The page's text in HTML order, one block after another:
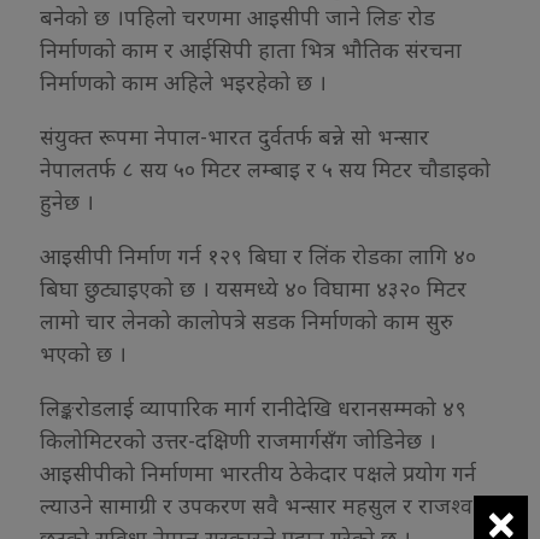
बनेको छ ।पहिलो चरणमा आइसीपी जाने लिङ रोड
निर्माणको काम र आईसिपी हाता भित्र भौतिक संरचना
निर्माणको काम अहिले भइरहेको छ ।
संयुक्त रूपमा नेपाल-भारत दुर्वतर्फ बन्ने सो भन्सार
नेपालतर्फ ८ सय ५० मिटर लम्बाइ र ५ सय मिटर चौडाइको
हुनेछ ।
आइसीपी निर्माण गर्न १२९ बिघा र लिंक रोडका लागि ४०
बिघा छुट्याइएको छ । यसमध्ये ४० विघामा ४३२० मिटर
लामो चार लेनको कालोपत्रे सडक निर्माणको काम सुरु
भएको छ ।
लिङ्करोडलाई व्यापारिक मार्ग रानीदेखि धरानसम्मको ४९
किलोमिटरको उत्तर-दक्षिणी राजमार्गसँग जोडिनेछ ।
आइसीपीको निर्माणमा भारतीय ठेकेदार पक्षले प्रयोग गर्न
ल्याउने सामाग्री र उपकरण सवै भन्सार महसुल र राजश्व ×